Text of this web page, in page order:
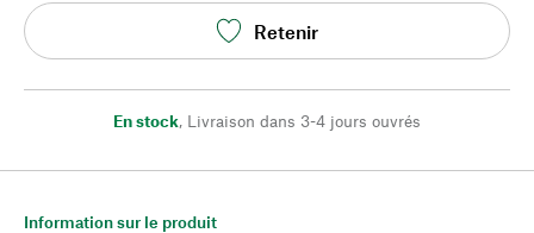
Retenir
En stock, Livraison dans 3-4 jours ouvrés
Information sur le produit